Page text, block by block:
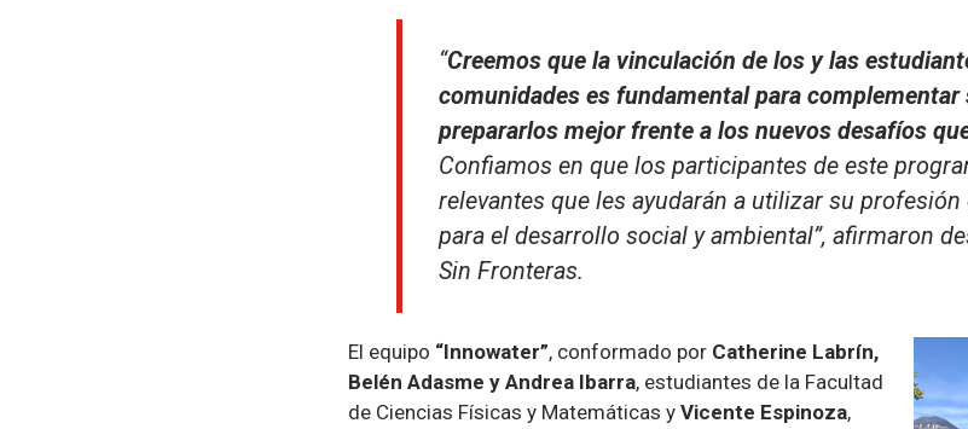
“Creemos que la vinculación de los y las
comunidades es fundamental para
prepararlos mejor frente a los nuevos desafíos
Confiamos en que los participantes de este
relevantes que les ayudarán a utilizar su
para el desarrollo social y ambiental”, afirmaron
Sin Fronteras.
El equipo “Innowater”, conformado por Catherine Labrín,
Belén Adasme y Andrea Ibarra, estudiantes de la Facultad
de Ciencias Físicas y Matemáticas y Vicente Espinoza,